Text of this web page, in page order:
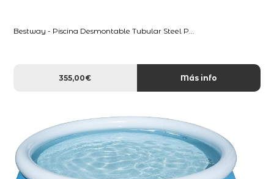
Bestway - Piscina Desmontable Tubular Steel P...
355,00€ Más info